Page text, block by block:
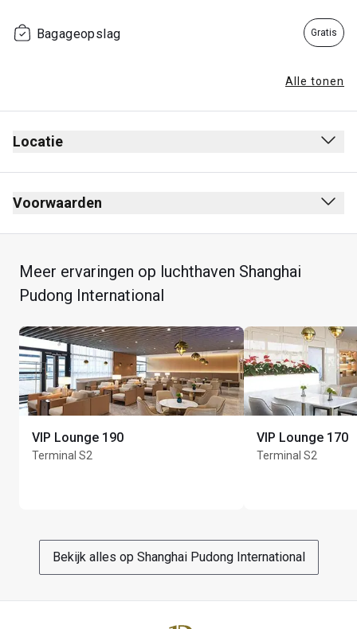
Bagageopslag Gratis
Alle tonen
Locatie
Voorwaarden
Meer ervaringen op luchthaven Shanghai
Pudong International
VIP Lounge 190
Terminal S2
VIP Lounge 170
Terminal S2
Bekijk alles op Shanghai Pudong International